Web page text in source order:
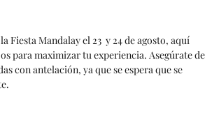
Fiesta Mandalay el 23 y 24 de agosto, aquí
para maximizar tu experiencia. Asegúrate de
con antelación, ya que se espera que se